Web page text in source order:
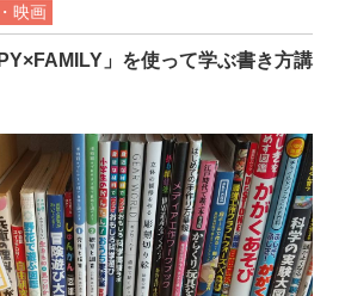
映画
」を使って学ぶ書き方講